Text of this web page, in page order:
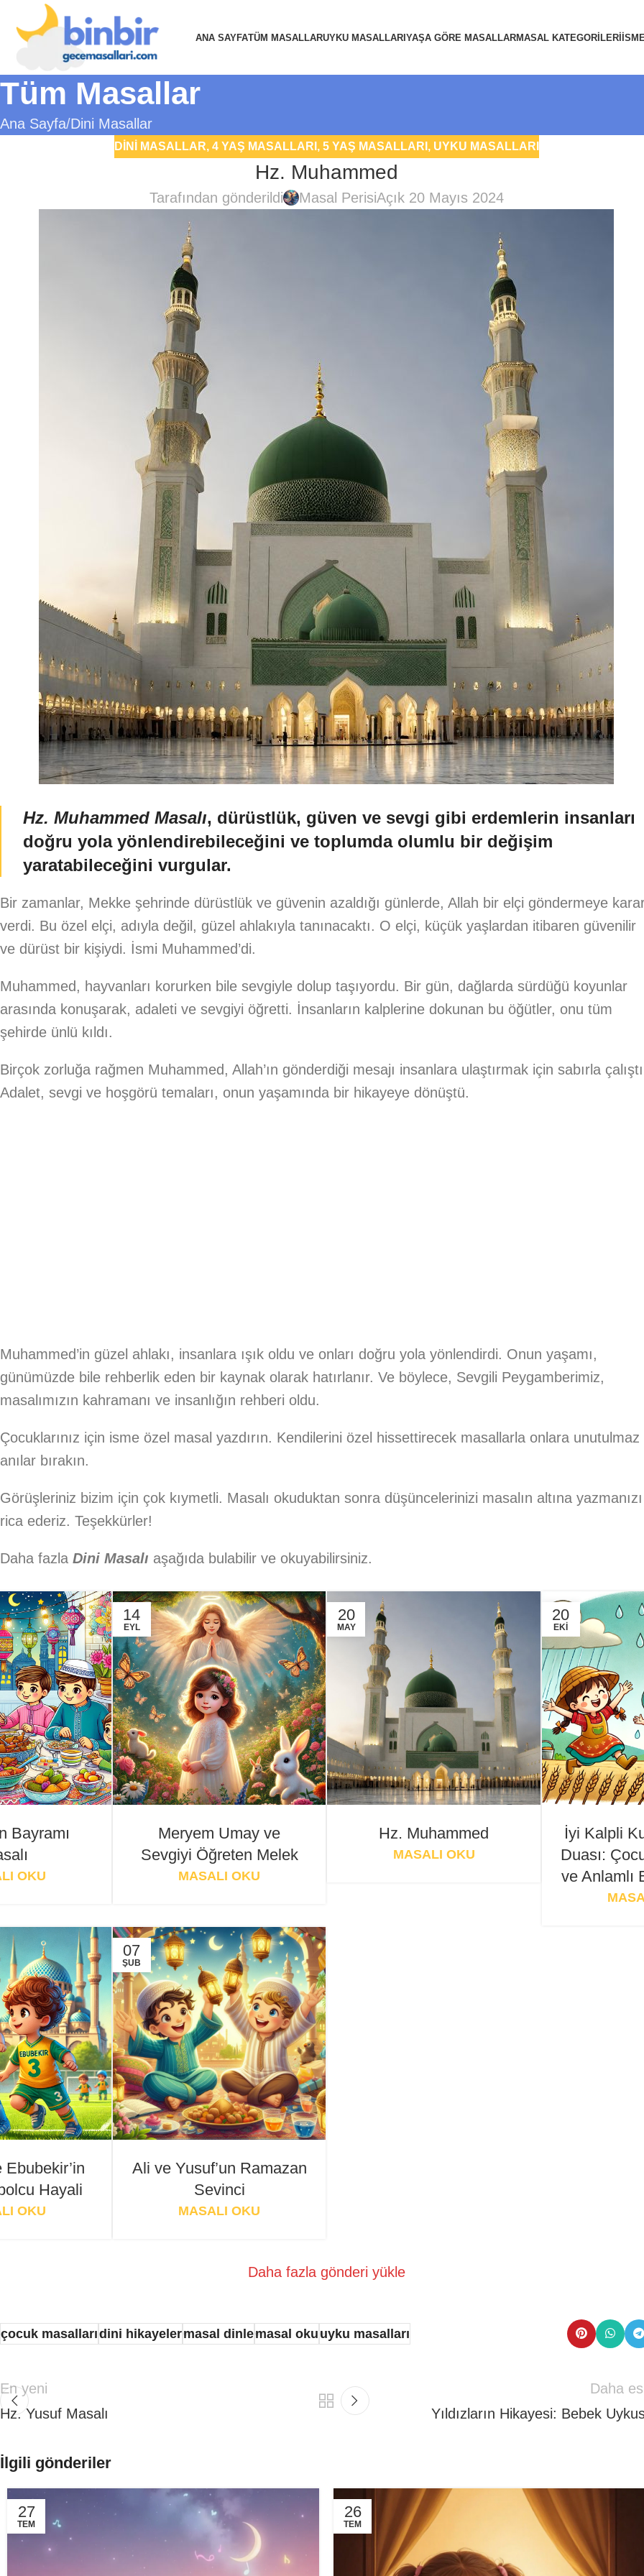
ANA SAYFATÜM MASALLARUYKU MASALLARIYAŞA GÖRE MASALLARMASAL KATEGORILERI
Tüm Masallar
Ana Sayfa Dini Masallar
DINI MASALLAR, 4 YAŞ MASALLARI , 5 YAŞ MASALLARI , UYKU MASALLARI
Hz. Muhammed
Tarafından gönderildi Masal PerisiAçık 20 Mayıs 2024
Hz. Muhammed Masalı, dürüstlük, güven ve sevgi gibi erdemlerin insanları
doğru yola yönlendirebileceğini ve toplumda olumlu bir değişim
yaratabileceğini vurgular.
Bir zamanlar, Mekke şehrinde dürüstlük ve güvenin azaldığı günlerde, Allah bir elçi göndermeye
verdi. Bu özel elçi, adıyla değil, güzel ahlakıyla tanınacaktı. O elçi, küçük yaşlardan itibaren güvenilir
ve dürüst bir kişiydi. İsmi Muhammed’di.
Muhammed, hayvanları korurken bile sevgiyle dolup taşıyordu. Bir gün, dağlarda sürdüğü koyunlar
arasında konuşarak, adaleti ve sevgiyi öğretti. İnsanların kalplerine dokunan bu öğütler, onu tüm
şehirde ünlü kıldı.
Birçok zorluğa rağmen Muhammed, Allah’ın gönderdiği mesajı insanlara ulaştırmak için sabırla
Adalet, sevgi ve hoşgörü temaları, onun yaşamında bir hikayeye dönüştü.
Muhammed’in güzel ahlakı, insanlara ışık oldu ve onları doğru yola yönlendirdi. Onun yaşamı,
günümüzde bile rehberlik eden bir kaynak olarak hatırlanır. Ve böylece, Sevgili Peygamberimiz,
masalımızın kahramanı ve insanlığın rehberi oldu.
Çocuklarınız için isme özel masal yazdırın. Kendilerini özel hissettirecek masallarla onlara unutulmaz
anılar bırakın.
Görüşleriniz bizim için çok kıymetli. Masalı okuduktan sonra düşüncelerinizi masalın altına yazmanızı
rica ederiz. Teşekkürler!
Daha fazla Dini Masalı aşağıda bulabilir ve okuyabilirsiniz.
Bayramı
OKU
14
EYL
Meryem Umay ve
Sevgiyi Öğreten Melek
MASALI OKU
20
MAY
Hz. Muhammed
MASALI OKU
20
EKI
İyi Kalpli
Duası:
ve Anlamlı
Hayali
OKU
07
ŞUB
Ali ve Yusuf’un Ramazan
Sevinci
MASALI OKU
Daha fazla gönderi yükle
çocuk masallarıdini hikayelermasal dinlemasal okuuyku masalları
En yeni
Hz. Yusuf Masalı
Daha
Yıldızların Hikayesi: Bebek
İlgili gönderiler
27
TEM
26
TEM